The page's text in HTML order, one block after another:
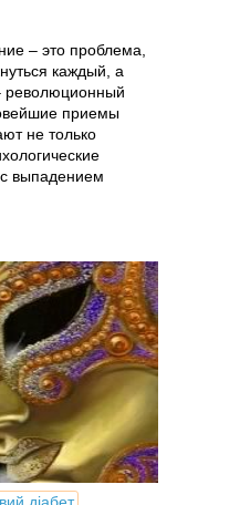
– это проблема,
каждый, а
революционный
приемы
не только
выпадением